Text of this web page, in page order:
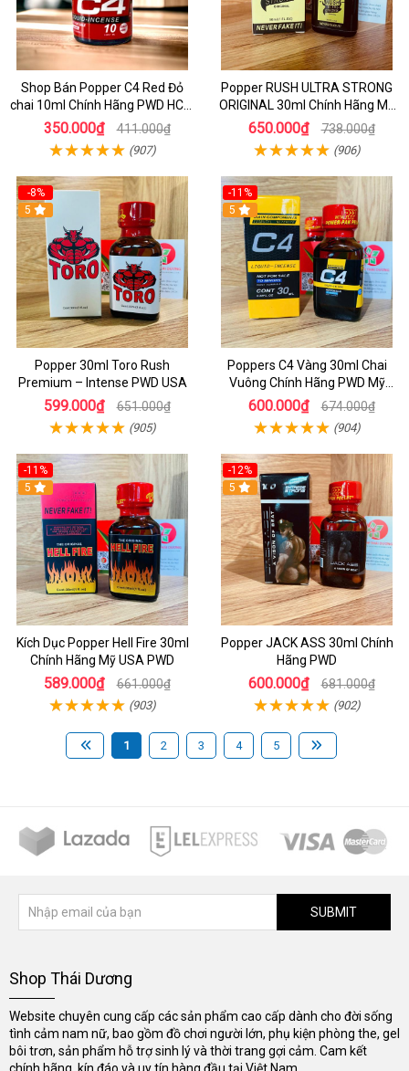
Shop Bán Popper C4 Red Đỏ
chai 10ml Chính Hãng PWD HCM
kích thích Cực Mạnh cho LGBT -
TOP BOT
350.000₫ 411.000₫
(907)
Popper RUSH ULTRA STRONG
ORIGINAL 30ml Chính Hãng Mỹ
PWD - Tăng Khoái Cảm Mạnh
650.000₫ 738.000₫
(906)
-8%
5
Popper 30ml Toro Rush
Premium – Intense PWD USA
599.000₫ 651.000₫
(905)
-11%
5
Poppers C4 Vàng 30ml Chai
Vuông Chính Hãng PWD Mỹ
Tăng Hưng Phấn Cho Top Bot
600.000₫ 674.000₫
(904)
-11%
5
Kích Dục Popper Hell Fire 30ml
Chính Hãng Mỹ USA PWD
589.000₫ 661.000₫
(903)
-12%
5
Popper JACK ASS 30ml Chính
Hãng PWD
600.000₫ 681.000₫
(902)
1 2 3 4 5
SUBMIT
Shop Thái Dương
Website chuyên cung cấp các sản phẩm cao cấp dành cho đời sống
tình cảm nam nữ, bao gồm đồ chơi người lớn, phụ kiện phòng the, gel
bôi trơn, sản phẩm hỗ trợ sinh lý và thời trang gợi cảm. Cam kết